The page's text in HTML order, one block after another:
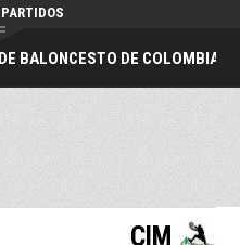
BALONCESTO DE COLOMBIA
CIM